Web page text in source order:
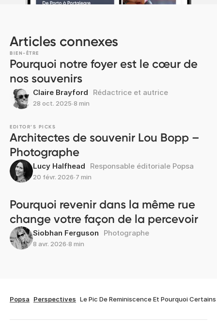
Articles connexes
BIEN-ÊTRE
Pourquoi notre foyer est le cœur de
nos souvenirs
Claire Brayford Rédactrice et autrice
28 oct. 2025∙8 min
EDITOR’S PICKS
Architectes de souvenir Lou Bopp –
Photographe
Lucy Halfhead Responsable éditoriale Popsa
20 févr. 2026∙7 min
Pourquoi revenir dans la même rue
change votre façon de la percevoir
Siobhan Ferguson Photographe
8 avr. 2026∙8 min
Popsa Perspectives Le Pic De Reminiscence Et Pourquoi